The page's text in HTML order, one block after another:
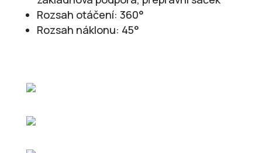
Rozsah otáčení: 360°
Rozsah náklonu: 45°